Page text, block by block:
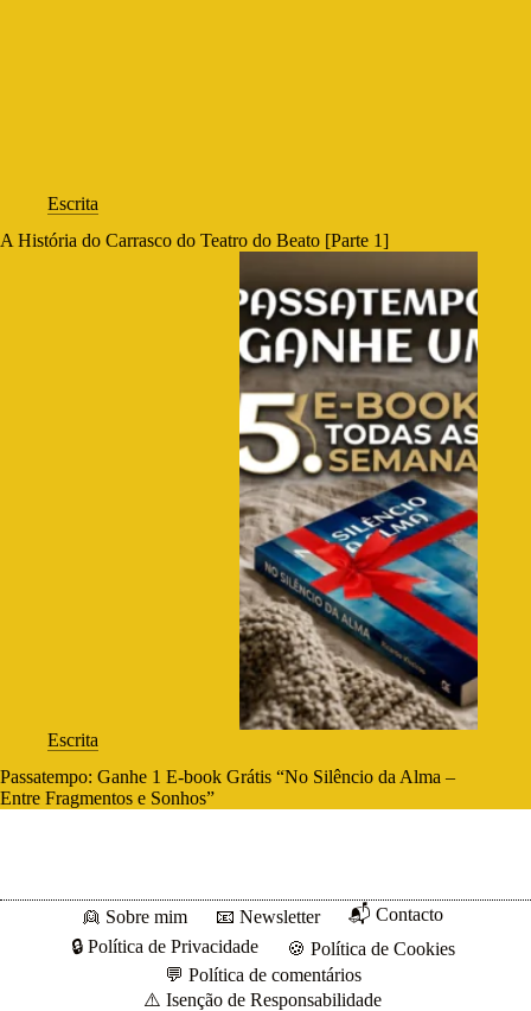
Escrita
A História do Carrasco do Teatro do Beato [Parte 1]
Escrita
Passatempo: Ganhe 1 E-book Grátis “No Silêncio da Alma –
Entre Fragmentos e Sonhos”
👱 Sobre mim 📧 Newsletter
📬 Contacto
🔒 Política de Privacidade
🍪 Política de Cookies
💬 Política de comentários
⚠️ Isenção de Responsabilidade